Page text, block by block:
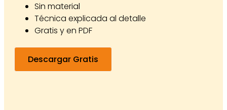
Sin material
Técnica explicada al detalle
Gratis y en PDF
Descargar Gratis